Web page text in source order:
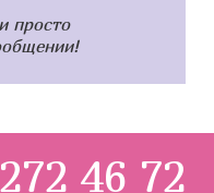
просто
272 46 72